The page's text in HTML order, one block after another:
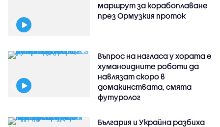
маршрут за корабоплаване
през Ормузкия проток
Въпрос на нагласа у хората е
хуманоидните роботи да
навлязат скоро в
домакинствата, смята
футуролог
България и Украйна разбиха